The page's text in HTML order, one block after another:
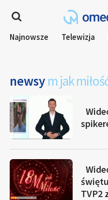
Najnowsze Telewizja
newsy m jak
TVP2